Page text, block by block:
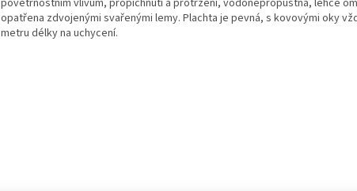
povětrnostním vlivům, propíchnutí a protržení, vodonepropustná, lehce
opatřena zdvojenými svařenými lemy. Plachta je pevná, s kovovými oky
metru délky na uchycení.